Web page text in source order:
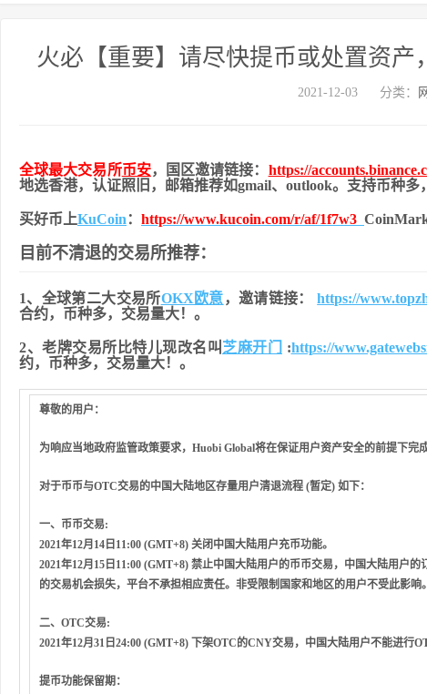
火必【重要】请尽快提币或处置资
2021-12-03 分类：
全球最大交易所币安，国区邀请链接： https://
地选香港，认证照旧， 邮箱推荐如gmail、outlook。支持币种多
买好币上KuCoin ： https://www.kucoin.com/r/af/1f7w3
目前不清退的交易所推荐：
1、全球第二大交易所OKX欧意，邀请链接：https://
合约，币种多，交易量大！。
2、老牌交易所比特儿现改名叫 芝麻开门 :https://
约，币种多，交易量大！。
尊敬的用户：
为响应当地政府监管政策要求，Huobi Global将在保证用户资产安全的前提下完
对于币币与OTC交易的中国大陆地区存量用户清退流程 (暂定) 如下：
一、币币交易:
2021年12月14日11:00 (GMT+8) 关闭中国大陆用户充币功能。
2021年12月15日11:00 (GMT+8) 禁止中国大陆用户的币币交易，中国大陆用户
的交易机会损失，平台不承担相应责任。非受限制国家和地区的用户不受此影响。
二、OTC交易:
2021年12月31日24:00 (GMT+8) 下架OTC的CNY交易，中国大陆用户不能进行
提币功能保留期：